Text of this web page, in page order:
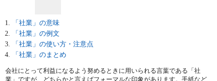
「社業」の意味
「社業」の例文
「社業」の使い方・注意点
「社業」のまとめ
会社にとって利益になるよう努めるときに用いられる言葉である「社
業」ですが、どちらかと言えばフォーマルな印象があります。手紙など